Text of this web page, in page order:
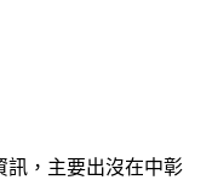
訊，主要出沒在中彰